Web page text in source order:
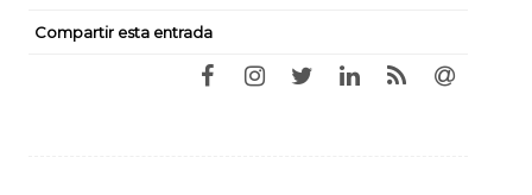
Compartir esta entrada